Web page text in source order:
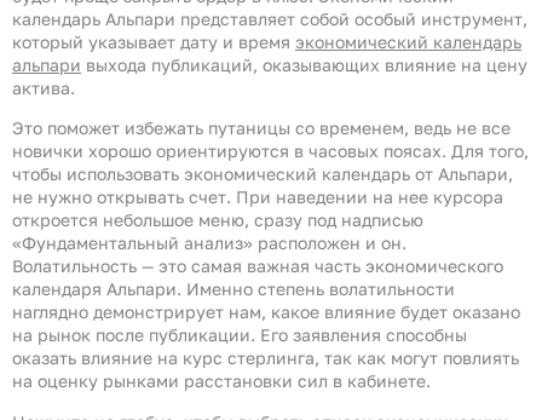
календарь Альпари представляет собой особый инструмент,
который указывает дату и время экономический календарь
альпари выхода публикаций, оказывающих влияние на цену
актива.
Это поможет избежать путаницы со временем, ведь не все
новички хорошо ориентируются в часовых поясах. Для того,
чтобы использовать экономический календарь от Альпари,
не нужно открывать счет. При наведении на нее курсора
откроется небольшое меню, сразу под надписью
«Фундаментальный анализ» расположен и он.
Волатильность — это самая важная часть экономического
календаря Альпари. Именно степень волатильности
наглядно демонстрирует нам, какое влияние будет оказано
на рынок после публикации. Его заявления способны
оказать влияние на курс стерлинга, так как могут повлиять
на оценку рынками расстановки сил в кабинете.